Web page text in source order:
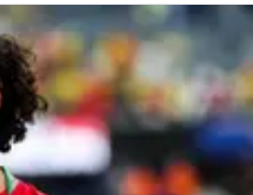
2052
clubs pour les 5 dernières